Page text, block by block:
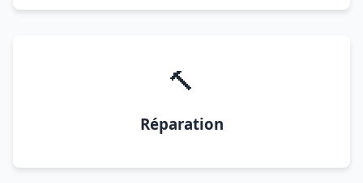
🔨
Réparation